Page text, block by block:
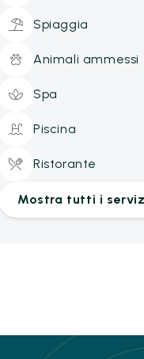
Spiaggia
Animali ammessi
Spa
Piscina
Ristorante
Mostra tutti i